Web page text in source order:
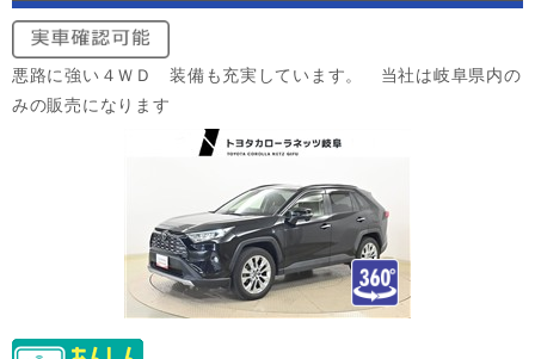
悪路に強い４ＷＤ 装備も充実しています。 当社は岐阜県内の
みの販売になります